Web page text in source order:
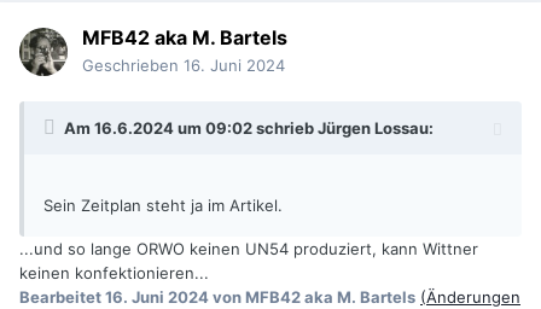
MFB42 aka M. Bartels
Geschrieben 16. Juni 2024
Am 16.6.2024 um 09:02 schriebJürgen Lossau:
Sein Zeitplan steht ja im Artikel.
...und so lange ORWO keinen UN54 produziert, kann Wittner
keinen konfektionieren...
Bearbeitet16. Juni 2024von MFB42 aka M. Bartels (Änderungen